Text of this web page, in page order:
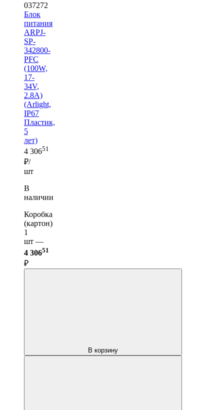
037272
Блок
питания
ARPJ-
SP-
342800-
PFC
(100W,
17-
34V,
2.8A)
(Arlight,
IP67
Пластик,
5
лет)
4 30651
₽/
шт
В
наличии
Коробка
(картон)
1
шт —
4 30651
₽
В корзину